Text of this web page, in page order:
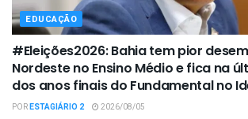
EDUCAÇÃO
#Eleições2026: Bahia tem pior
Nordeste no Ensino Médio e fica na
dos anos finais do Fundamental no
PORESTAGIÁRIO 2 2026/08/05